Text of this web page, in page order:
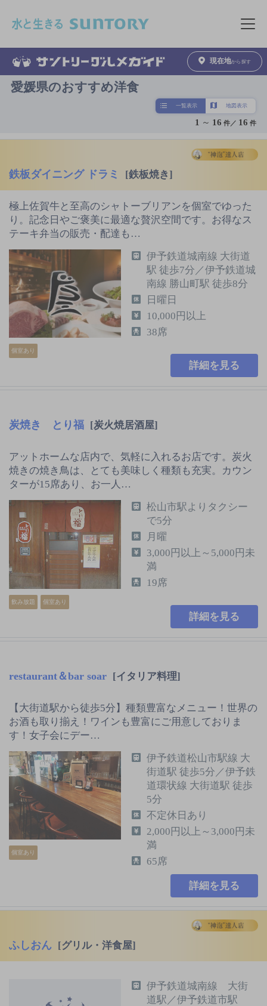
メニュ
現在地から探す
愛媛県のおすすめ洋食
一覧表示 地図表示
1 ～ 16 件／ 16 件
鉄板ダイニング ドラミ [鉄板焼き]
極上佐賀牛と至高のシャトーブリアンを個室でゆった
り。記念日やご褒美に最適な贅沢空間です。お得なス
テーキ弁当の販売・配達も…
個室あり
伊予鉄道城南線 大街道
駅 徒歩7分／伊予鉄道城
南線 勝山町駅 徒歩8分
日曜日
10,000円以上
38席
詳細を見る
炭焼き とり福 [炭火焼居酒屋]
アットホームな店内で、気軽に入れるお店です。炭火
焼きの焼き鳥は、とても美味しく種類も充実。カウン
ターが15席あり、お一人…
飲み放題 個室あり
松山市駅よりタクシー
で5分
月曜
3,000円以上～5,000円未
満
19席
詳細を見る
restaurant＆bar soar [イタリア料理]
【大街道駅から徒歩5分】種類豊富なメニュー！世界の
お酒も取り揃え！ワインも豊富にご用意しておりま
す！女子会にデー…
個室あり
伊予鉄道松山市駅線 大
街道駅 徒歩5分／伊予鉄
道環状線 大街道駅 徒歩
5分
不定休日あり
2,000円以上～3,000円未
満
65席
詳細を見る
ふしおん [グリル・洋食屋]
伊予鉄道城南線 大街
道駅／伊予鉄道市駅